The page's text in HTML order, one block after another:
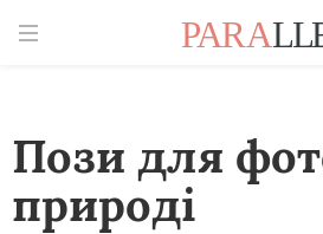
Пози для
природі